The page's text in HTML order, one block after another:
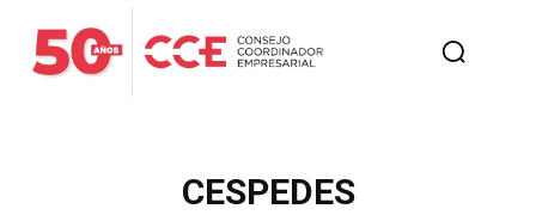
CESPEDES